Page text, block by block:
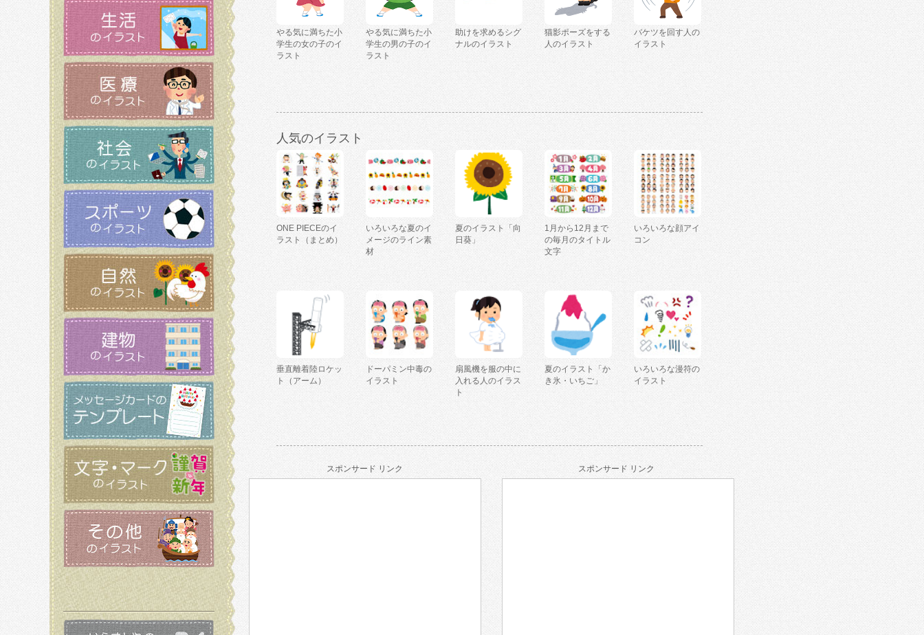
やる気に満ちた小
学生の女の子のイ
ラスト
やる気に満ちた小
学生の男の子のイ
ラスト
助けを求めるシグ
ナルのイラスト
猫影ポーズをする
人のイラスト
バケツを回す人の
イラスト
人気のイラスト
ONE PIECEのイ
ラスト（まとめ）
いろいろな夏のイ
メージのライン素
材
夏のイラスト「向
日葵」
1月から12月まで
の毎月のタイトル
文字
いろいろな顔アイ
コン
垂直離着陸ロケッ
ト（アーム）
ドーパミン中毒の
イラスト
扇風機を服の中に
入れる人のイラス
ト
夏のイラスト「か
き氷・いちご」
いろいろな漫符の
イラスト
スポンサード リンク スポンサード リンク